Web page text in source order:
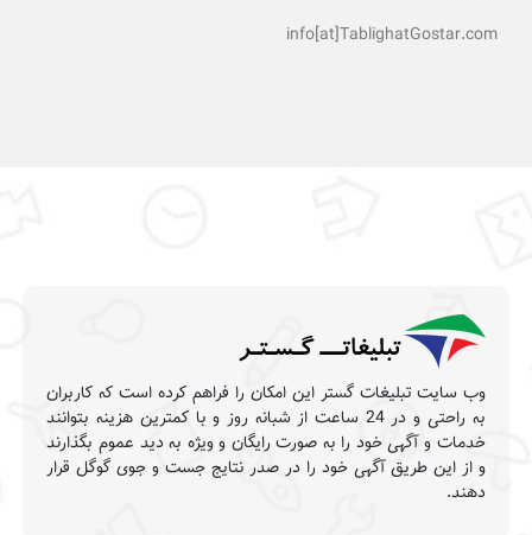
info[at]TablighatGostar.com
وب سایت تبلیغات گستر این امکان را فراهم کرده است که کاربران
به راحتی و در 24 ساعت از شبانه روز و با کمترین هزینه بتوانند
خدمات و آگهی خود را به صورت رایگان و ویژه به دید عموم بگذارند
و از این طریق آگهی خود را در صدر نتایج جست و جوی گوگل قرار
دهند.